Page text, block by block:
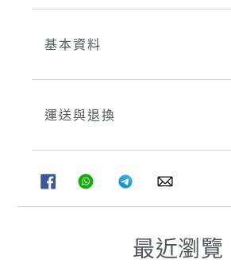
基本資料
運送與退換
FACEBOOK
分
享
WHATSAPPTELEGRAM
分
享
WHATSAPP
最近瀏覽